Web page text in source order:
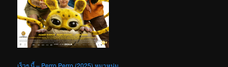
เร็วๆ นี้ – Perro Perro (2025) หมาหนุ่ม